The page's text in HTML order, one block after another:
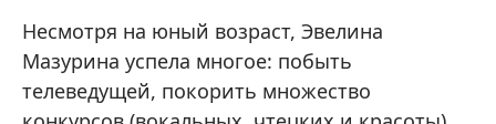
Несмотря на юный возраст, Эвелина
Мазурина успела многое: побыть
телеведущей, покорить множество